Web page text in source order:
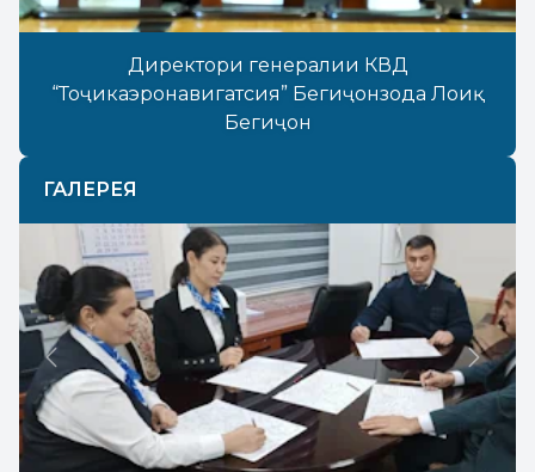
Директори генералии КВД
“Тоҷикаэронавигатсия” Бегиҷонзода Лоиқ
Бегиҷон
ГАЛЕРЕЯ
Previous Next